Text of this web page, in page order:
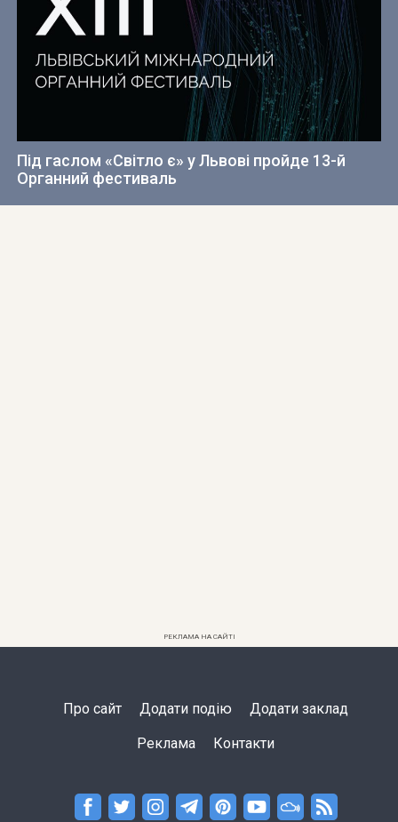
Під гаслом «Світло є» у Львові пройде 13-й
Органний фестиваль
РЕКЛАМА НА САЙТІ
Про сайт Додати подію Додати заклад
Реклама Контакти